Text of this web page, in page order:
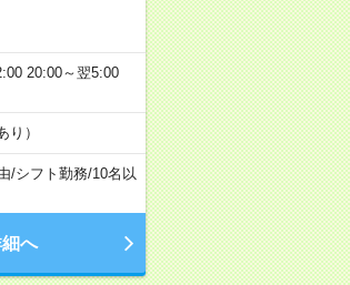
20:00～翌5:00
）
/シフト勤務/10名以
へ